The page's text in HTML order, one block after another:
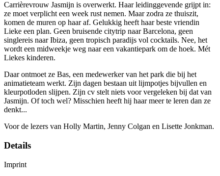
Carrièrevrouw Jasmijn is overwerkt. Haar leidinggevende grijpt in:
ze moet verplicht een week rust nemen. Maar zodra ze thuiszit,
komen de muren op haar af. Gelukkig heeft haar beste vriendin
Lieke een plan. Geen bruisende citytrip naar Barcelona, geen
singlereis naar Ibiza, geen tropisch paradijs vol cocktails. Nee, het
wordt een midweekje weg naar een vakantiepark om de hoek. Mét
Liekes kinderen.
Daar ontmoet ze Bas, een medewerker van het park die bij het
animatieteam werkt. Zijn dagen bestaan uit lijmpotjes bijvullen en
kleurpotloden slijpen. Zijn cv stelt niets voor vergeleken bij dat van
Jasmijn. Of toch wel? Misschien heeft hij haar meer te leren dan ze
denkt...
Voor de lezers van Holly Martin, Jenny Colgan en Lisette Jonkman.
Details
Imprint